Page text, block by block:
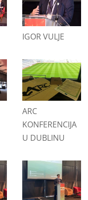
IGOR VULJE
ARC
KONFERENCIJA
U DUBLINU